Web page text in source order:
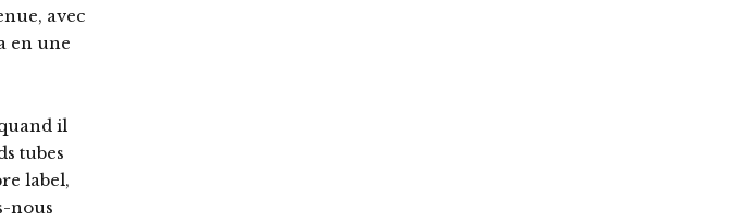
avec
en une
il
tubes
label,
nous